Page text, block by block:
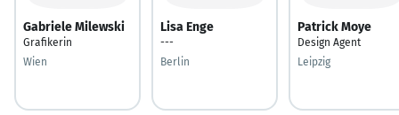
Gabriele Milewski
Grafikerin
Wien
Lisa Enge
---
Berlin
Patrick Moye
Design Agent
Leipzig